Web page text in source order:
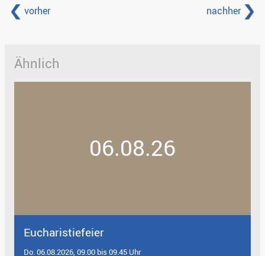
vorher nachher
Ähnlich
06.08.26
Eucharistiefeier
Do. 06.08.2026, 09.00 bis 09.45 Uhr